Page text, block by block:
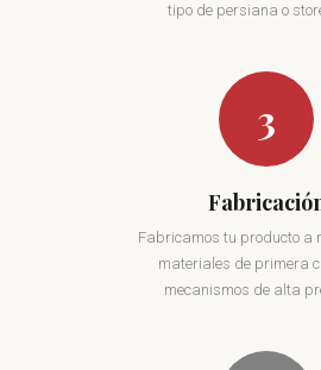
tipo de persiana o
3
Fabricamos tu producto a
materiales de primera
mecanismos de alta